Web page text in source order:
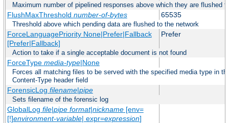
Maximum number of pipelined responses above which they are flushed
FlushMaxThreshold number-of-bytes 65535
Threshold above which pending data are flushed to the network
ForceLanguagePriority None|Prefer|Fallback
[Prefer|Fallback]
Prefer
Action to take if a single acceptable document is not found
ForceType media-type|None
Forces all matching files to be served with the specified media type in
Content-Type header field
ForensicLog filename|pipe
Sets filename of the forensic log
GlobalLog file|pipe format|nickname[env=
[!]environment-variable| expr=expression]